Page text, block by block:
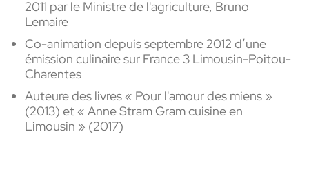
2011 par le Ministre de l'agriculture, Bruno
Lemaire
Co-animation depuis septembre 2012 d’une
émission culinaire sur France 3 Limousin-Poitou-
Charentes
Auteure des livres « Pour l'amour des miens »
(2013) et « Anne Stram Gram cuisine en
Limousin » (2017)